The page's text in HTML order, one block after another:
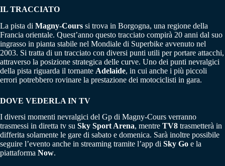
IL TRACCIATO
La pista di Magny-Cours si trova in Borgogna, una regione della
Francia orientale. Quest’anno questo tracciato compirà 20 anni dal suo
ingrasso in pianta stabile nel Mondiale di Superbike avvenuto nel
2003. Si tratta di un tracciato con diversi punti utili per portare attacchi,
attraverso la posizione strategica delle curve. Uno dei punti nevralgici
della pista riguarda il tornante Adelaide, in cui anche i più piccoli
errori potrebbero rovinare la prestazione dei motociclisti in gara.
DOVE VEDERLA IN TV
I diversi momenti nevralgici del Gp di Magny-Cours verranno
trasmessi in diretta tv su Sky Sport Arena, mentre TV8 trasmetterà in
differita solamente le gare di sabato e domenica. Sarà inoltre possibile
seguire l’evento anche in streaming tramite l’app di Sky Go e la
piattaforma Now.